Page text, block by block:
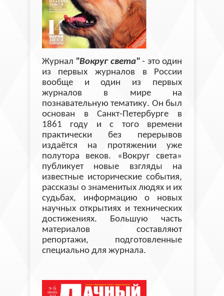
Журнал "Вокруг cвета"- это один
из первых журналов в России
вообще и один из первых
журналов в мире на
познавательную тематику. Он был
основан в Санкт-Петербурге в
1861 году и с того времени
практически без перерывов
издаётся на протяжении уже
полутора веков. «Вокруг света»
публикует новые взгляды на
известные исторические события,
рассказы о знаменитых людях и их
судьбах, информацию о новых
научных открытиях и технических
достижениях. Большую часть
материалов составляют
репортажи, подготовленные
специально для журнала.